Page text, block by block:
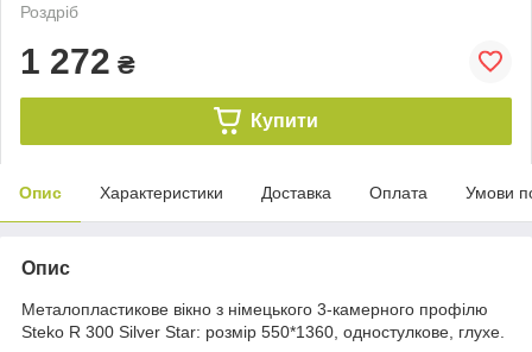
Роздріб
1 272 ₴
Купити
Опис Характеристики Доставка Оплата Умови
Опис
Металопластикове вікно з німецького 3-камерного профілю
Steko R 300 Silver Star: розмір 550*1360, одностулкове, глухе.